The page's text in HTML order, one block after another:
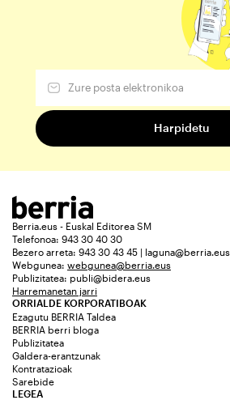
Berria.eus - Euskal Editorea SM
Telefonoa: 943 30 40 30
Bezero arreta: 943 30 43 45 | laguna@berria.eus
Webgunea: webgunea@berria.eus
Publizitatea: publi@bidera.eus
Harremanetan jarri
ORRIALDE KORPORATIBOAK
Ezagutu BERRIA Taldea
BERRIA berri bloga
Publizitatea
Galdera-erantzunak
Kontratazioak
Sarebide
LEGEA